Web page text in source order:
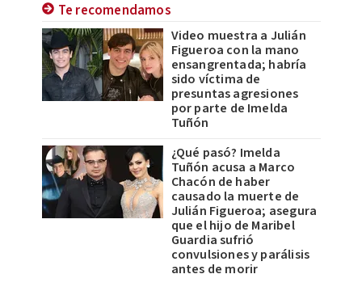
Te recomendamos
Video muestra a Julián
Figueroa con la mano
ensangrentada; habría
sido víctima de
presuntas agresiones
por parte de Imelda
Tuñón
¿Qué pasó? Imelda
Tuñón acusa a Marco
Chacón de haber
causado la muerte de
Julián Figueroa; asegura
que el hijo de Maribel
Guardia sufrió
convulsiones y parálisis
antes de morir